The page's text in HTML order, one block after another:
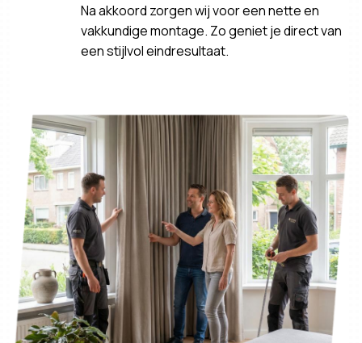
Na akkoord zorgen wij voor een nette en
vakkundige montage. Zo geniet je direct van
een stijlvol eindresultaat.